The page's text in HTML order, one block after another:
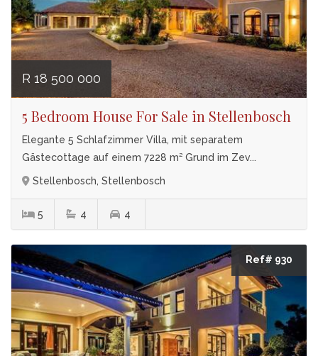
R 18 500 000
5 Bedroom House For Sale in Stellenbosch
Elegante 5 Schlafzimmer Villa, mit separatem
Gästecottage auf einem 7228 m² Grund im Zev...
Stellenbosch, Stellenbosch
5 4 4
Ref# 930